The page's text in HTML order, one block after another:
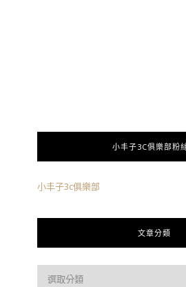
小丰子3C俱樂部粉
小丰子3c俱樂部
文章分類